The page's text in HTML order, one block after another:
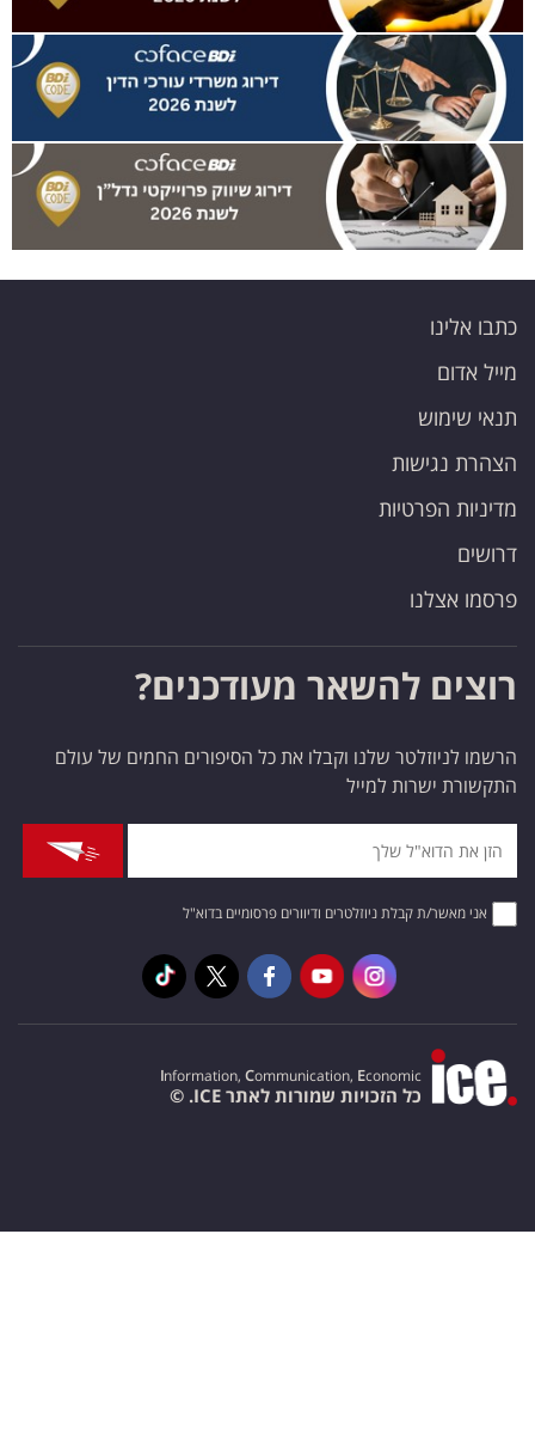
כתבו אלינו
מייל אדום
תנאי שימוש
הצהרת נגישות
מדיניות הפרטיות
דרושים
פרסמו אצלנו
רוצים להשאר מעודכנים?
הרשמו לניוזלטר שלנו וקבלו את כל הסיפורים החמים של עולם
התקשורת ישרות למייל
אני מאשר/ת קבלת ניוזלטרים ודיוורים פרסומיים בדוא"ל
Information, Communication, Economic
כל הזכויות שמורות לאתר ICE. ©